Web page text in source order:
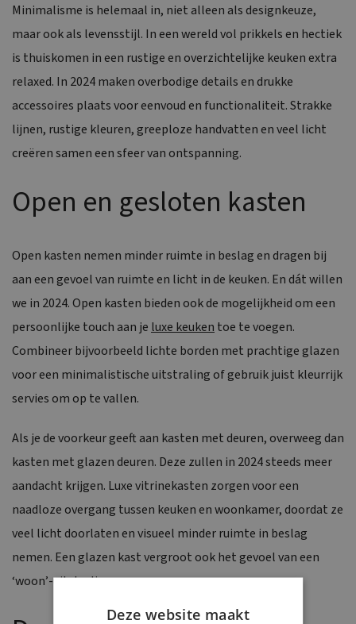
Minimalisme is helemaal in, niet alleen als designkeuze,
maar ook als levensstijl. In een wereld vol prikkels en hectiek
is thuiskomen in een rustige en overzichtelijke keuken extra
relaxed. In 2024 maken overbodige details en drukke
accessoires plaats voor eenvoud en functionaliteit. Strakke
lijnen, rustige kleuren, greeploze handvatten en veel licht
creëren samen een sfeer van ontspanning.
Open en gesloten kasten
Open kasten nemen minder ruimte in beslag en dragen bij
aan een gevoel van ruimte en licht in de keuken. En dát willen
we in 2024. Open kasten bieden ook de mogelijkheid om een
persoonlijke touch aan je luxe keuken toe te voegen.
Combineer bijvoorbeeld lichte borden met prachtige glazen
voor een minimalistische uitstraling of gebruik juist kleurrijk
servies om op te vallen.
Als je de voorkeur geeft aan kasten met deuren, overweeg dan
kasten met glazen deuren. Deze zullen in 2024 steeds meer
aandacht krijgen. Luxe vitrinekasten zorgen voor een
naadloze overgang tussen keuken en woonkamer, doordat ze
veel licht doorlaten en visueel minder ruimte in beslag
nemen. Een glazen kast vergroot ook het gevoel van een
‘woon’-uitstraling.
Deze website maakt